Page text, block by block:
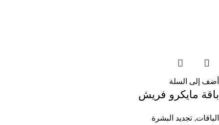
أضف إلى السلة
باقة مايكرو فريش
الباقات, تجديد البشرة